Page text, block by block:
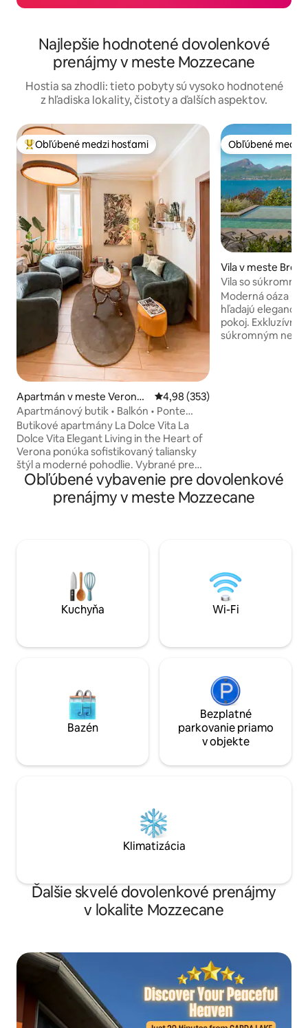
Najlepšie hodnotené dovolenkové
prenájmy v meste Mozzecane
Hostia sa zhodli: tieto pobyty sú vysoko hodnotené
z hľadiska lokality, čistoty a ďalších aspektov.
Najobľúbenejšie medzi hosťami
Obľúbené medzi hosťami
Apartmán v meste Veronet
ta
Priemerné ohodnotenie 4,98 z
4,98 (353)
Apartmánový butik • Balkón • Ponte
Pietra
Butikové apartmány La Dolce Vita La
Dolce Vita Elegant Living in the Heart of
Verona ponúka sofistikovaný taliansky
štýl a moderné pohodlie. Vybrané pre
hostí, ktorí oceňujú kvalitu a vynikajúcu
s 5 cm vrchnými matracmi z pamäťovej
(ZTL); bezplatné verejné parkovisko vo
vzdialenosti 50 m. Poplatky (hotovosť pri
odchode): •⁠ ⁠Upratovanie: 55 € •⁠ ⁠Mestská
daň: 3,50 € za osobu za noc, prvé 4 noci.
Obľúbené medzi
Obľúbené medzi
Vila v meste
Vila so
Gardské jazero
Moderná oáza
hľadajú
pokoj. Exkluzívna
súkromným
najhorúcejších
Obľúbené vybavenie pre dovolenkové
prenájmy v meste Mozzecane
Kuchyňa Wi-Fi
Bazén
Bezplatné
parkovanie priamo
v objekte
Klimatizácia
Ďalšie skvelé dovolenkové prenájmy
v lokalite Mozzecane